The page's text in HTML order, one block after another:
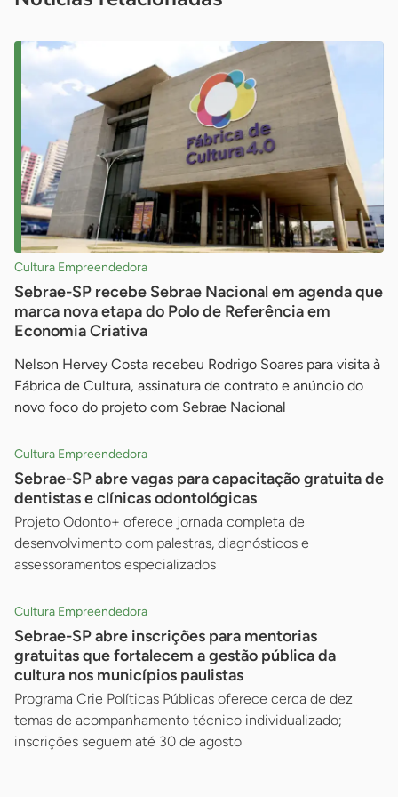
Cultura Empreendedora
Sebrae-SP recebe Sebrae Nacional em agenda que
marca nova etapa do Polo de Referência em
Economia Criativa
Nelson Hervey Costa recebeu Rodrigo Soares para visita à
Fábrica de Cultura, assinatura de contrato e anúncio do
novo foco do projeto com Sebrae Nacional
Cultura Empreendedora
Sebrae-SP abre vagas para capacitação gratuita de
dentistas e clínicas odontológicas
Projeto Odonto+ oferece jornada completa de
desenvolvimento com palestras, diagnósticos e
assessoramentos especializados
Cultura Empreendedora
Sebrae-SP abre inscrições para mentorias
gratuitas que fortalecem a gestão pública da
cultura nos municípios paulistas
Programa Crie Políticas Públicas oferece cerca de dez
temas de acompanhamento técnico individualizado;
inscrições seguem até 30 de agosto